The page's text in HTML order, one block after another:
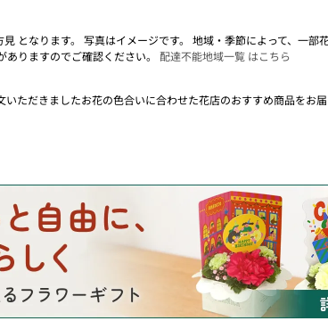
なります。 写真はイメージです。 地域・季節によって、一部
りますのでご確認ください。 配達不能地域一覧 はこちら
ただきましたお花の色合いに合わせた花店のおすすめ商品をお届